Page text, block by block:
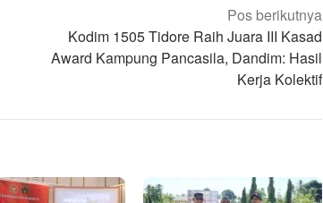
Pos berikutnya
Kodim 1505 Tidore Raih Juara III Kasad
Award Kampung Pancasila, Dandim: Hasil
Kerja Kolektif